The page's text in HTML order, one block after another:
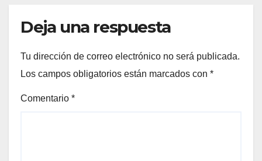
Deja una respuesta
Tu dirección de correo electrónico no será publicada.
Los campos obligatorios están marcados con *
Comentario *